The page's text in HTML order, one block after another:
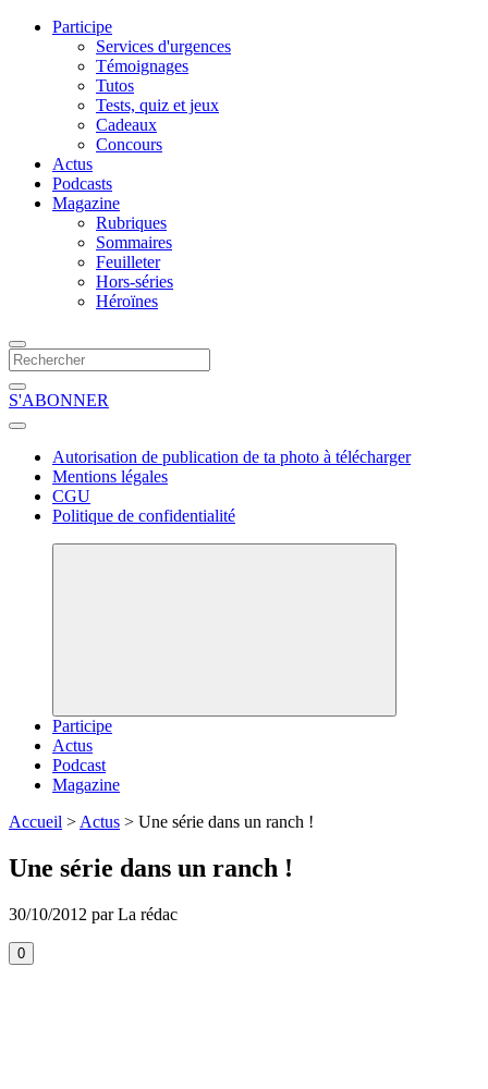
Participe
Services d'urgences
Témoignages
Tutos
Tests, quiz et jeux
Cadeaux
Concours
Actus
Podcasts
Magazine
Rubriques
Sommaires
Feuilleter
Hors-séries
Héroïnes
S'ABONNER
Autorisation de publication de ta photo à télécharger
Mentions légales
CGU
Politique de confidentialité
Participe
Actus
Podcast
Magazine
Accueil > Actus > Une série dans un ranch !
Une série dans un ranch !
30/10/2012 par La rédac
0